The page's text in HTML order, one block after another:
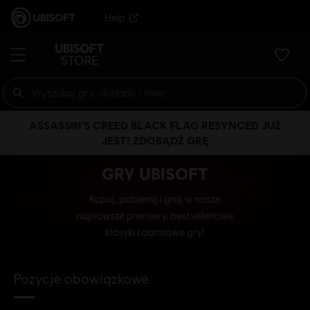
Help
GRY UBISOFT
Kupuj, pobieraj i graj w nasze
najnowsze premiery, bestsellerowe
klasyki i darmowe gry!
Pozycje obowiązkowe